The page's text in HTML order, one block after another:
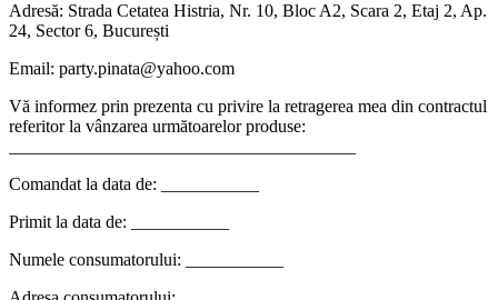
Adresă: Strada Cetatea Histria, Nr. 10, Bloc A2, Scara 2, Etaj 2, Ap.
24, Sector 6, București
Email: party.pinata@yahoo.com
Vă informez prin prezenta cu privire la retragerea mea din contractul
referitor la vânzarea următoarelor produse:
Comandat la data de: ___________
Primit la data de: ___________
Numele consumatorului: ___________